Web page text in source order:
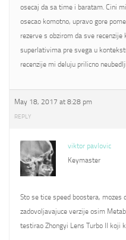
osecaj da sa time i baratam. Cini
osecao komotno, upravo gore
rezerve s obzirom da sve
superlativima pre svega u
recenzije mi deluju prilicno
May 18, 2017 at 8:28 pm
REPLY
viktor pavlovic
Keymaster
Sto se tice speed boostera,
zadovoljavajuce verzije osim
testirao Zhongyi Lens Turbo II koji